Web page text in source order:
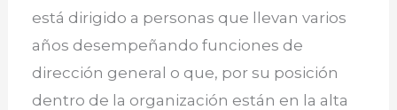
está dirigido a personas que llevan varios
años desempeñando funciones de
dirección general o que, por su posición
dentro de la organización están en la alta